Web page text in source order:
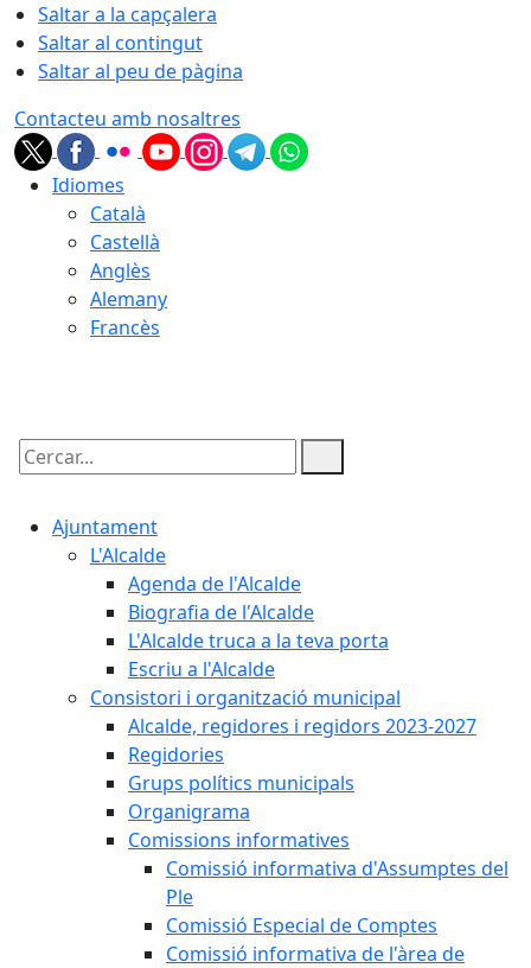
Saltar a la capçalera
Saltar al contingut
Saltar al peu de pàgina
Contacteu amb nosaltres
Idiomes
Català
Castellà
Anglès
Alemany
Francès
Cercar:
Ajuntament
L'Alcalde
Agenda de l'Alcalde
Biografia de l'Alcalde
L'Alcalde truca a la teva porta
Escriu a l'Alcalde
Consistori i organització municipal
Alcalde, regidores i regidors 2023-2027
Regidories
Grups polítics municipals
Organigrama
Comissions informatives
Comissió informativa d'Assumptes del
Ple
Comissió Especial de Comptes
Comissió informativa de l'àrea de